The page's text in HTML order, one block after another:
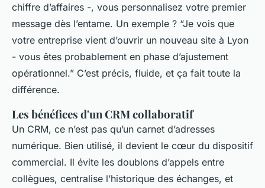
chiffre d’affaires -, vous personnalisez votre premier
message dès l’entame. Un exemple ? “Je vois que
votre entreprise vient d’ouvrir un nouveau site à Lyon
- vous êtes probablement en phase d’ajustement
opérationnel.” C’est précis, fluide, et ça fait toute la
différence.
Les bénéfices d'un CRM collaboratif
Un CRM, ce n’est pas qu’un carnet d’adresses
numérique. Bien utilisé, il devient le cœur du dispositif
commercial. Il évite les doublons d’appels entre
collègues, centralise l’historique des échanges, et